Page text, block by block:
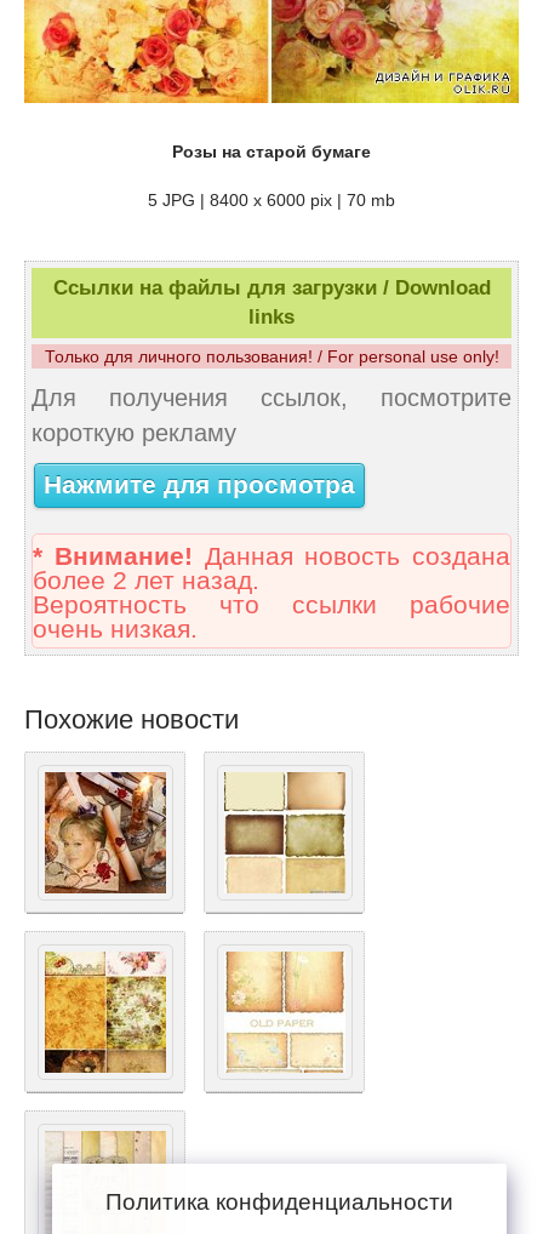
Розы на старой бумаге
5 JPG | 8400 х 6000 pix | 70 mb
Ссылки на файлы для загрузки / Download
links
Только для личного пользования! / For personal use only!
Для получения ссылок, посмотрите
короткую рекламу
Нажмите для просмотра
* Внимание! Данная новость создана
более 2 лет назад.
Вероятность что ссылки рабочие
очень низкая.
Похожие новости
Политика конфиденциальности